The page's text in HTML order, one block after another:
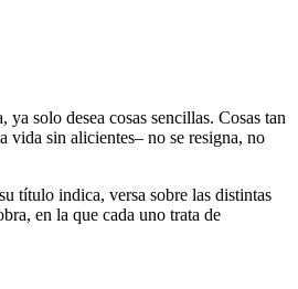
solo desea cosas sencillas. Cosas tan
vida sin alicientes– no se resigna, no
título indica, versa sobre las distintas
en la que cada uno trata de